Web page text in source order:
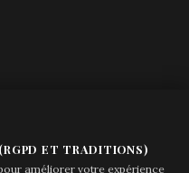
ET TRADITIONS)
améliorer votre expérience